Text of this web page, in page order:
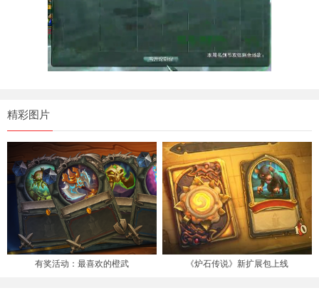
精彩图片
有奖活动：最喜欢的橙武 《炉石传说》新扩展包上线